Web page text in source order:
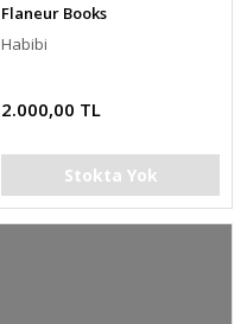
Flaneur Books
Habibi
2.000,00 TL
Stokta Yok